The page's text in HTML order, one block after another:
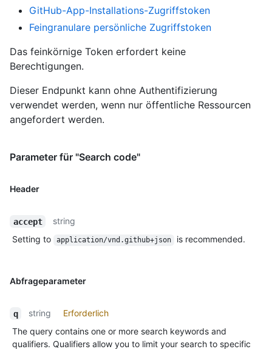
GitHub-App-Installations-Zugriffstoken
Feingranulare persönliche Zugriffstoken
Das feinkörnige Token erfordert keine
Berechtigungen.
Dieser Endpunkt kann ohne Authentifizierung
verwendet werden, wenn nur öffentliche Ressourcen
angefordert werden.
Parameter für "Search code"
Header
accept
string
Setting to
application/vnd.github+json is recommended.
Abfrageparameter
q string
Erforderlich
The query contains one or more search keywords and
qualifiers. Qualifiers allow you to limit your search to specific